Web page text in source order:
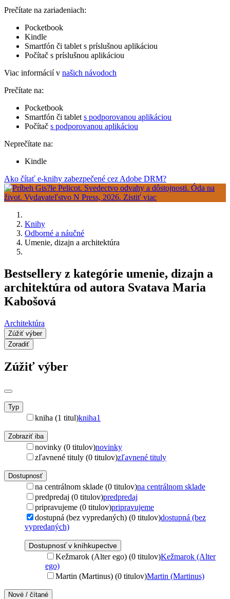
Prečítate na zariadeniach:
Pocketbook
Kindle
Smartfón či tablet s príslušnou aplikáciou
Počítač s príslušnou aplikáciou
Viac informácií v našich návodoch
Prečítate na:
Pocketbook
Smartfón či tablet s podporovanou aplikáciou
Počítač s podporovanou aplikáciou
Neprečítate na:
Kindle
Ako čítať e-knihy zabezpečené cez Adobe DRM?
Knihy
Odborné a náučné
Umenie, dizajn a architektúra
Bestsellery z kategórie umenie, dizajn a
architektúra od autora Svatava Maria
Kabošová
Architektúra
Zúžiť výber
Zoradiť
Zúžiť výber
Typ
kniha (1 titul)kniha1
Zobraziť iba
novinky (0 titulov)novinky
zľavnené tituly (0 titulov)zľavnené tituly
Dostupnosť
na centrálnom sklade (0 titulov)na centrálnom sklade
predpredaj (0 titulov)predpredaj
pripravujeme (0 titulov)pripravujeme
dostupná (bez vypredaných) (0 titulov)dostupná (bez
vypredaných)
Dostupnosť v kníhkupectve
Kežmarok (Alter ego) (0 titulov)Kežmarok (Alter
ego)
Martin (Martinus) (0 titulov)Martin (Martinus)
Nové / čítané